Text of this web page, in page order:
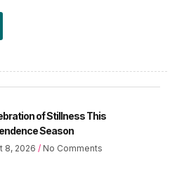
of Stillness This
Season
8, 2026 No Comments